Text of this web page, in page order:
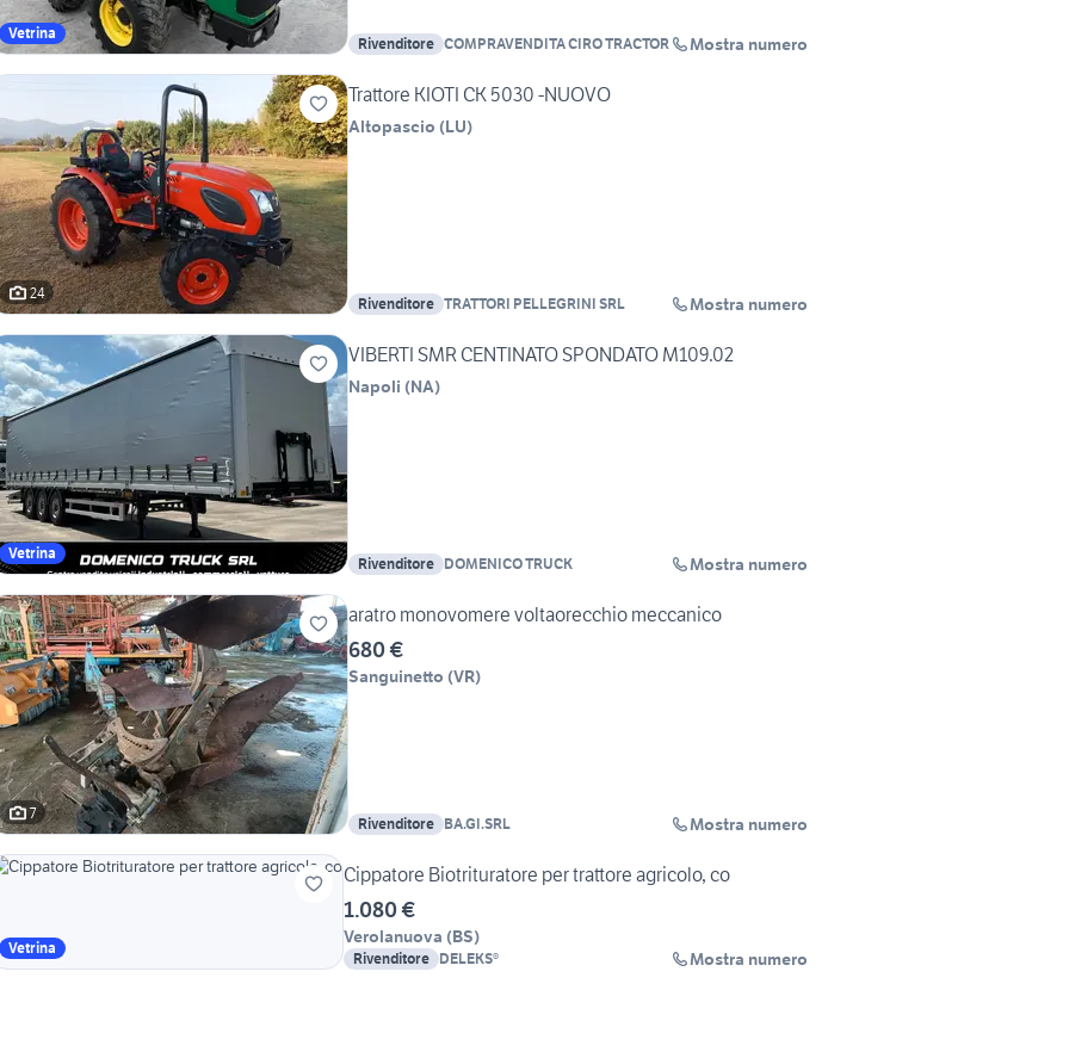
Vetrina
Rivenditore COMPRAVENDITA CIRO TRACTOR Mostra numero
24
Trattore KIOTI CK 5030 -NUOVO
Altopascio (LU)
Rivenditore TRATTORI PELLEGRINI SRL Mostra numero
Vetrina
VIBERTI SMR CENTINATO SPONDATO M109.02
Napoli (NA)
Rivenditore DOMENICO TRUCK Mostra numero
7
aratro monovomere voltaorecchio meccanico
680 €
Sanguinetto (VR)
Rivenditore BA.GI.SRL Mostra numero
Vetrina
Cippatore Biotrituratore per trattore agricolo, co
1.080 €
Verolanuova (BS)
Rivenditore DELEKS® Mostra numero